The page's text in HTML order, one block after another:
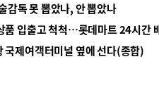
감독 못 뽑았나, 안 뽑았나
제여객터미널 옆에 선다(종합)